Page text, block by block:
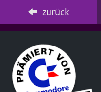
zurück